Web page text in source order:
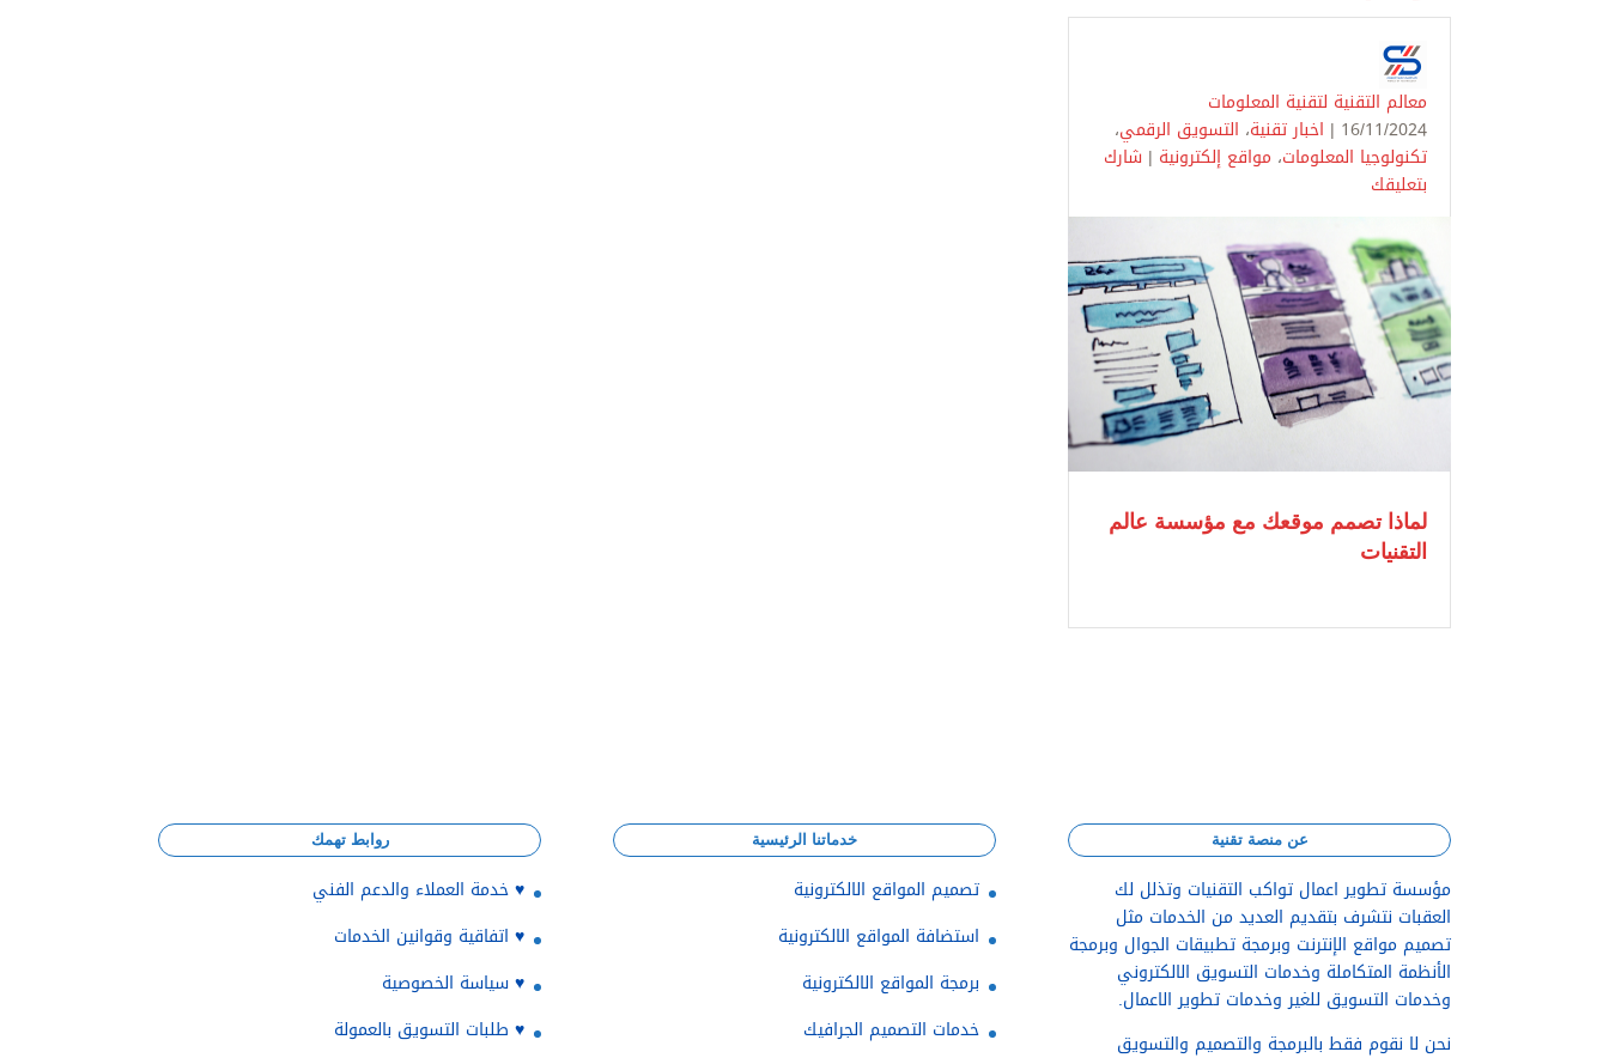
معالم التقنية لتقنية المعلومات
16/11/2024 | اخبار تقنية، التسويق الرقمي،
تكنولوجيا المعلومات، مواقع إلكترونية | شارك
بتعليقك
لماذا تصمم موقعك مع مؤسسة عالم
التقنيات
عن منصة تقنية
مؤسسة تطوير اعمال تواكب التقنيات وتذلل لك
العقبات نتشرف بتقديم العديد من الخدمات مثل
تصميم مواقع الإنترنت وبرمجة تطبيقات الجوال وبرمجة
الأنظمة المتكاملة وخدمات التسويق الالكتروني
وخدمات التسويق للغير وخدمات تطوير الاعمال.
نحن لا نقوم فقط بالبرمجة والتصميم والتسويق
خدماتنا الرئيسية
تصميم المواقع الالكترونية
استضافة المواقع الالكترونية
برمجة المواقع الالكترونية
خدمات التصميم الجرافيك
روابط تهمك
♥️ خدمة العملاء والدعم الفني
♥️ اتفاقية وقوانين الخدمات
♥️ سياسة الخصوصية
♥️ طلبات التسويق بالعمولة